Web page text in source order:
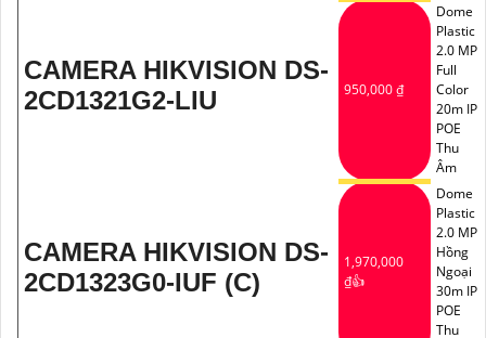
CAMERA HIKVISION DS-
2CD1321G2-LIU
950,000 ₫
Dome
Plastic
2.0 MP
Full
Color
20m IP
POE
Thu
Âm
CAMERA HIKVISION DS-
2CD1323G0-IUF (C)
1,970,000
₫👍
Dome
Plastic
2.0 MP
Hồng
Ngoại
30m IP
POE
Thu